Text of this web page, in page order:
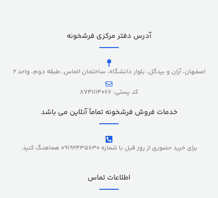
آدرس دفتر مرکزی فرشخونه
اصفهان، آران و بیدگل، بلوار دانشگاه، ساختمان الماس، طبقه دوم، واحد 2
کد پستی: 8741114066
خدمات فروش فرشخونه تماماً آنلاین می باشد
برای خرید حضوری از روز قبل با شماره 09192435630 هماهنگ کنید.
اطلاعات تماس